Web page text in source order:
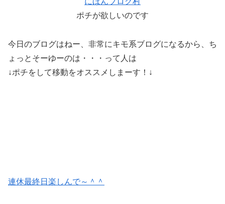
ポチが欲しいのです
今日のブログはねー、非常にキモ系ブログになるから、ち
ょっとそーゆーのは・・・って人は
↓ポチをして移動をオススメしまーす！↓
連休最終日楽しんで～＾＾